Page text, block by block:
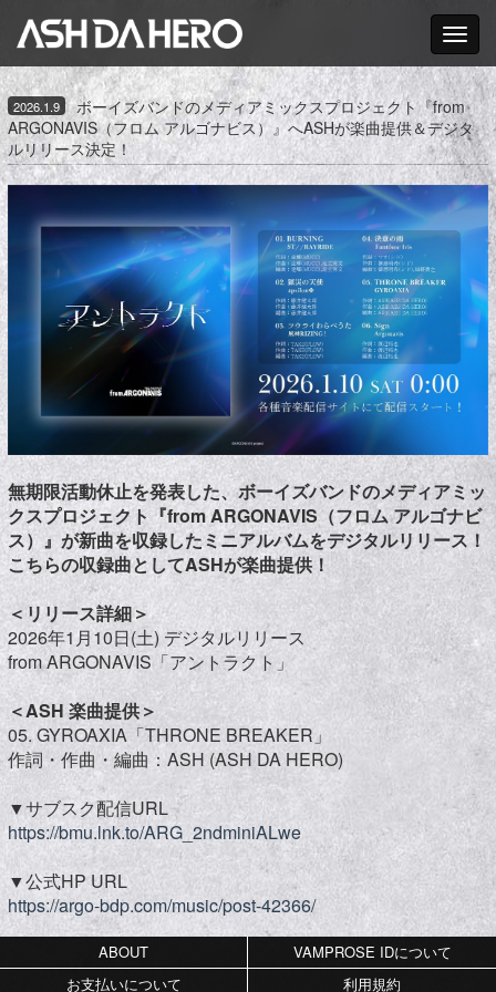
Toggle
2026.1.9
ボーイズバンドのメディアミックスプロジェクト『from
ARGONAVIS（フロム アルゴナビス）』へASHが楽曲提供＆デジタ
ルリリース決定！
無期限活動休止を発表した、ボーイズバンドのメディアミッ
クスプロジェクト『from ARGONAVIS（フロム アルゴナビ
ス）』が新曲を収録したミニアルバムをデジタルリリース！
こちらの収録曲としてASHが楽曲提供！
＜リリース詳細＞
2026年1月10日(土) デジタルリリース
from ARGONAVIS「アントラクト」
＜ASH 楽曲提供＞
05. GYROAXIA「THRONE BREAKER」
作詞・作曲・編曲：ASH (ASH DA HERO)
▼サブスク配信URL
https://bmu.lnk.to/ARG_2ndminiALwe
▼公式HP URL
https://argo-bdp.com/music/post-42366/
ABOUT
VAMPROSE IDについて
お支払いについて
利用規約